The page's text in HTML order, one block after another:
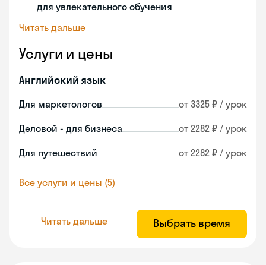
для увлекательного обучения
Читать дальше
Услуги и цены
Английский язык
Для маркетологов от 3325 ₽ / урок
Деловой - для бизнеса от 2282 ₽ / урок
Для путешествий от 2282 ₽ / урок
Все услуги и цены (5)
Читать дальше Выбрать время